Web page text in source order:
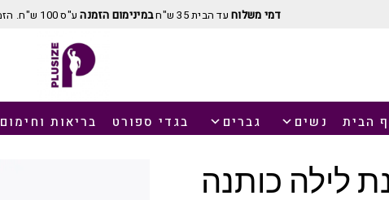
דמי משלוחעד הבית 35 ש"ח במינימום הזמנהע"ס 100 ש"ח. הזמנה מעל
הבית נשים גברים בגדי ספורט בריאות וחימום
לילה כותנה